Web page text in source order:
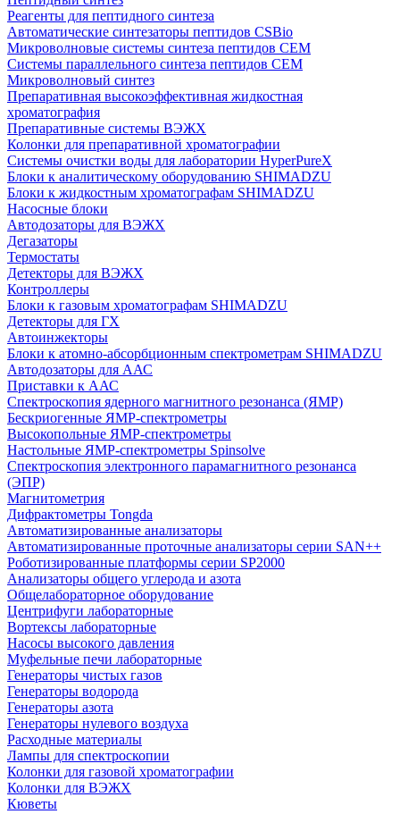
Реагенты для пептидного синтеза
Автоматические синтезаторы пептидов CSBio
Микроволновые системы синтеза пептидов CEM
Системы параллельного синтеза пептидов CEM
Микроволновый синтез
Препаративная высокоэффективная жидкостная
хроматография
Препаративные системы ВЭЖХ
Колонки для препаративной хроматографии
Системы очистки воды для лаборатории HyperPureX
Блоки к аналитическому оборудованию SHIMADZU
Блоки к жидкостным хроматографам SHIMADZU
Насосные блоки
Автодозаторы для ВЭЖХ
Дегазаторы
Термостаты
Детекторы для ВЭЖХ
Контроллеры
Блоки к газовым хроматографам SHIMADZU
Детекторы для ГХ
Автоинжекторы
Блоки к атомно-абсорбционным спектрометрам SHIMADZU
Автодозаторы для ААС
Приставки к ААС
Спектроскопия ядерного магнитного резонанса (ЯМР)
Бескриогенные ЯМР‑спектрометры
Высокопольные ЯМР‑спектрометры
Настольные ЯМР‑спектрометры Spinsolve
Спектроскопия электронного парамагнитного резонанса
(ЭПР)
Магнитометрия
Дифрактометры Tongda
Автоматизированные анализаторы
Автоматизированные проточные анализаторы серии SAN++
Роботизированные платформы серии SP2000
Анализаторы общего углерода и азота
Общелабораторное оборудование
Центрифуги лабораторные
Вортексы лабораторные
Насосы высокого давления
Муфельные печи лабораторные
Генераторы чистых газов
Генераторы водорода
Генераторы азота
Генераторы нулевого воздуха
Расходные материалы
Лампы для спектроскопии
Колонки для газовой хроматографии
Колонки для ВЭЖХ
Кюветы